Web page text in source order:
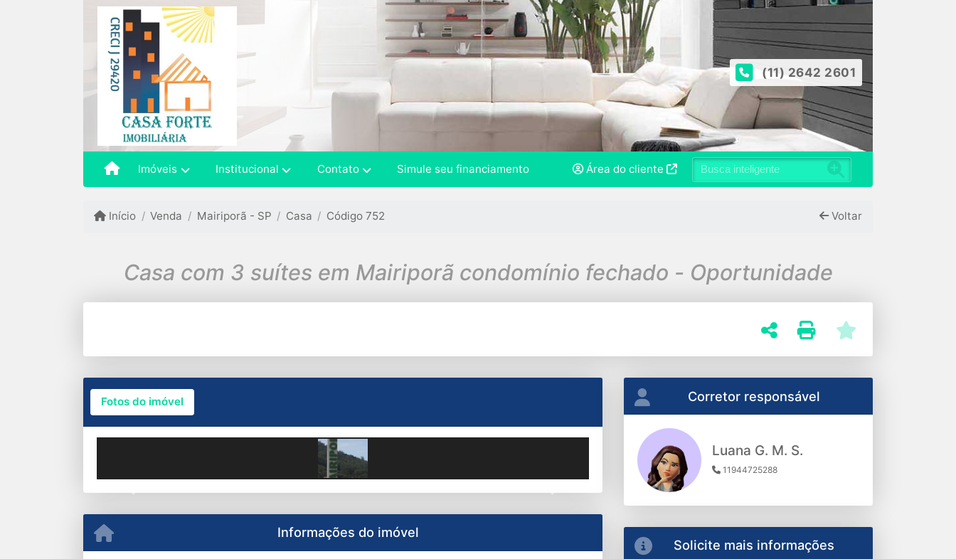
(11) 2642 2601
Imóveis Institucional Contato Simule seu financiamento Área do cliente
Início Venda Mairiporã - SP Casa Código 752 Voltar
Casa com 3 suítes em Mairiporã condomínio fechado - Oportunidade
Fotos do imóvel
Informações do imóvel
Corretor responsável
Luana G. M. S.
11944725288
Solicite mais informações